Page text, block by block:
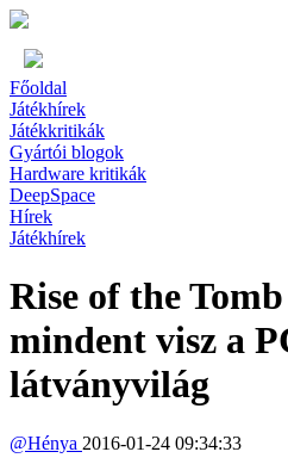
Főoldal
Játékhírek
Játékkritikák
Gyártói blogok
Hardware kritikák
DeepSpace
Hírek
Játékhírek
Rise of the
mindent visz a
látványvilág
@Hénya 2016-01-24 09:34:33